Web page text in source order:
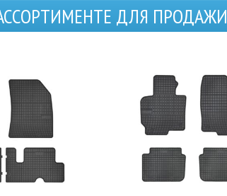
ДЛЯ ПРОДАЖИ